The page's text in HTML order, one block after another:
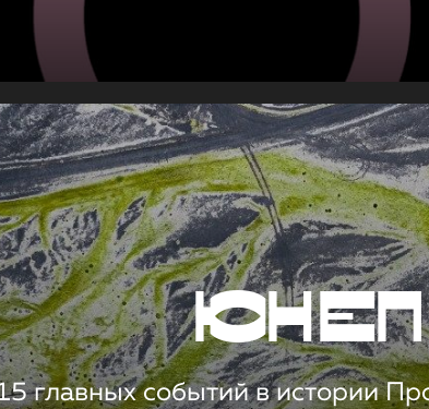
ЮНЕП
главных событий в истории